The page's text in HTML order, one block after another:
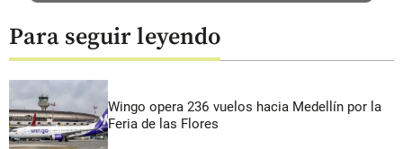
Para seguir leyendo
Wingo opera 236 vuelos hacia Medellín por la
Feria de las Flores